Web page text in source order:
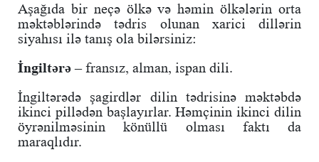
Aşağıda bir neçə ölkə və həmin ölkələrin orta
məktəblərində tədris olunan xarici dillərin
siyahısı ilə tanış ola bilərsiniz:
İngiltərə –fransız, alman, ispan dili.
İngiltərədə şagirdlər dilin tədrisinə məktəbdə
ikinci pillədən başlayırlar. Həmçinin ikinci dilin
öyrənilməsinin könüllü olması faktı da
maraqlıdır.